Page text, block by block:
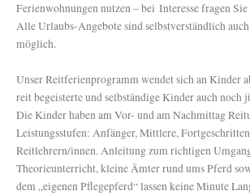
Ferienwohnungen nutzen – bei Interesse fragen Sie
Alle Urlaubs-Angebote sind selbstverständlich
möglich.
Unser Reitferienprogramm wendet sich an Kinder
reit begeisterte und selbständige Kinder auch noch
Die Kinder haben am Vor- und am Nachmittag
Leistungsstufen: Anfänger, Mittlere,
Reitlehrern/innen. Anleitung zum richtigen
Theorieunterricht, kleine Ämter rund ums Pferd
dem „eigenen Pflegepferd“ lassen keine Minute